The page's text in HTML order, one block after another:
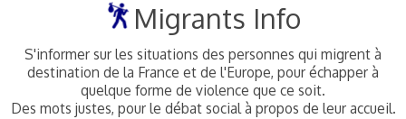
Migrants Info
S'informer sur les situations des personnes qui migrent à
destination de la France et de l'Europe, pour échapper à
quelque forme de violence que ce soit.
Des mots justes, pour le débat social à propos de leur accueil.